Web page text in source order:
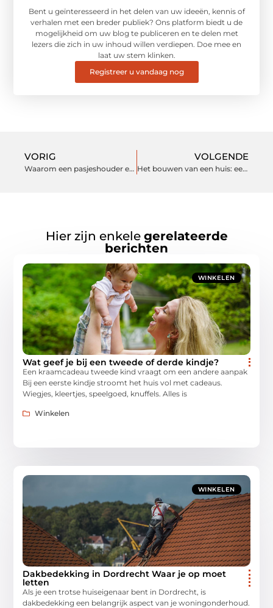
Bent u geïnteresseerd in het delen van uw ideeën, kennis of
verhalen met een breder publiek? Ons platform biedt u de
mogelijkheid om uw blog te publiceren en te delen met
lezers die zich in uw inhoud willen verdiepen. Doe mee en
laat uw stem klinken.
Registreer u vandaag nog
VORIG
Waarom een pasjeshouder een slimme keuze is voor elke dag
VOLGENDE
Het bouwen van een huis: een blik op de gebruikte kunststof profielen
Hier zijn enkele gerelateerde
berichten
WINKELEN
Wat geef je bij een tweede of derde kindje?
Een kraamcadeau tweede kind vraagt om een andere aanpak
Bij een eerste kindje stroomt het huis vol met cadeaus.
Wiegjes, kleertjes, speelgoed, knuffels. Alles is
Winkelen
WINKELEN
Dakbedekking in Dordrecht Waar je op moet
letten
Als je een trotse huiseigenaar bent in Dordrecht, is
dakbedekking een belangrijk aspect van je woningonderhoud.